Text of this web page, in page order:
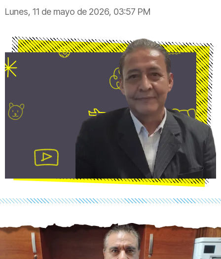
Lunes, 11 de mayo de 2026, 03:57 PM